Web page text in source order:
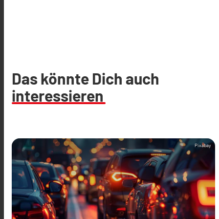
Das könnte Dich auch
interessieren
Pixabay